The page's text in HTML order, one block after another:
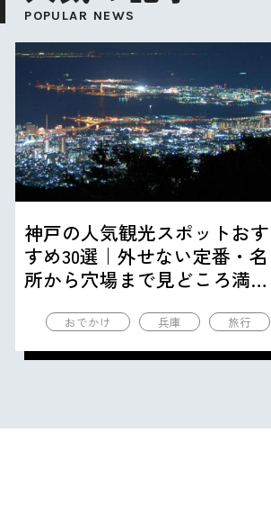
POPULAR NEWS
神戸の人気観光スポットおす
すめ30選｜外せない定番・名
所から穴場まで見どころ満載
おでかけ 兵庫 旅行